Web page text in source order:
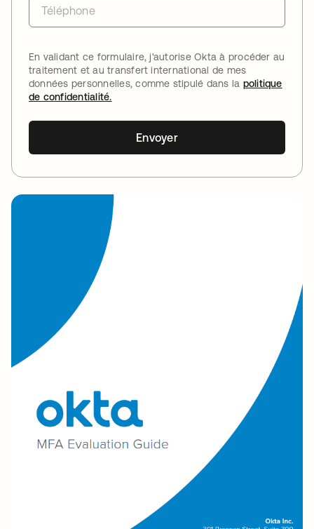
En validant ce formulaire, j'autorise Okta à procéder au
traitement et au transfert international de mes
données personnelles, comme stipulé dans la politique
de confidentialité.
Envoyer